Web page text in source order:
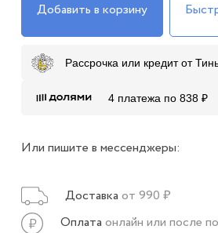
Добавить в корзину
Рассрочка или кредит от
4 платежа по 838 ₽
Или пишите в мессенджеры:
Доставка от 990 ₽
Оплата онлайн или после